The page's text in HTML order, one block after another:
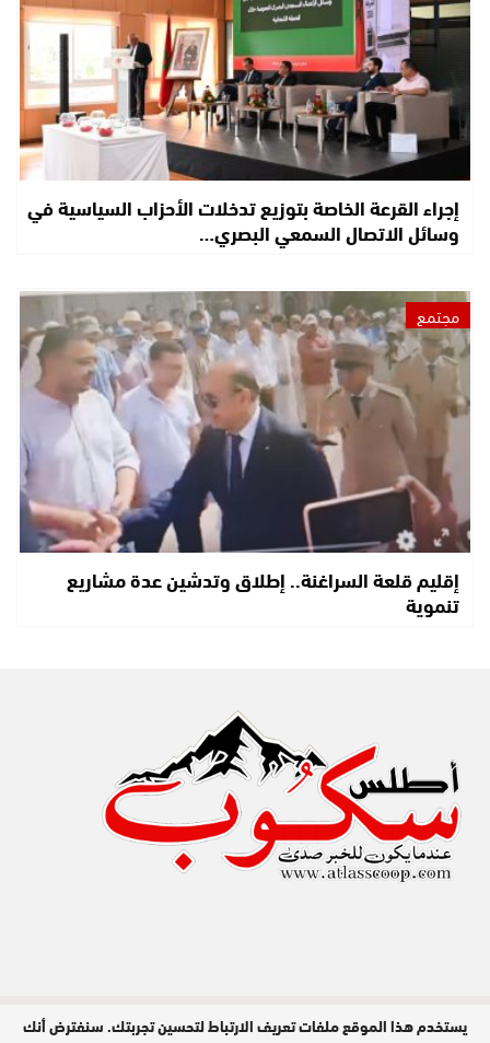
إجراء القرعة الخاصة بتوزيع تدخلات الأحزاب السياسية في
وسائل الاتصال السمعي البصري…
مجتمع
إقليم قلعة السراغنة.. إطلاق وتدشين عدة مشاريع
تنموية
مدير النشر : عبد الله عزي / جميع الحقوق
يستخدم هذا الموقع ملفات تعريف الارتباط لتحسين تجربتك. سنفترض أنك